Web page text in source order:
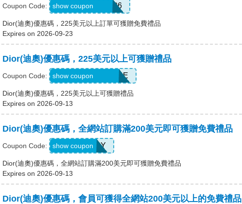
Coupon Code: FATHERSDIOR26
show coupon
Dior(迪奧)優惠碼，225美元以上訂單可獲贈免費禮品
Expires on 2026-09-23
Dior(迪奧)優惠碼，225美元以上可獲贈禮品
Coupon Code: SPRINGSURPRISE
show coupon
Dior(迪奧)優惠碼，225美元以上可獲贈禮品
Expires on 2026-09-13
Dior(迪奧)優惠碼，全網站訂購滿200美元即可獲贈免費禮品
Coupon Code: LASHDAY
show coupon
Dior(迪奧)優惠碼，全網站訂購滿200美元即可獲贈免費禮品
Expires on 2026-09-13
Dior(迪奧)優惠碼，會員可獲得全網站200美元以上的免費禮品